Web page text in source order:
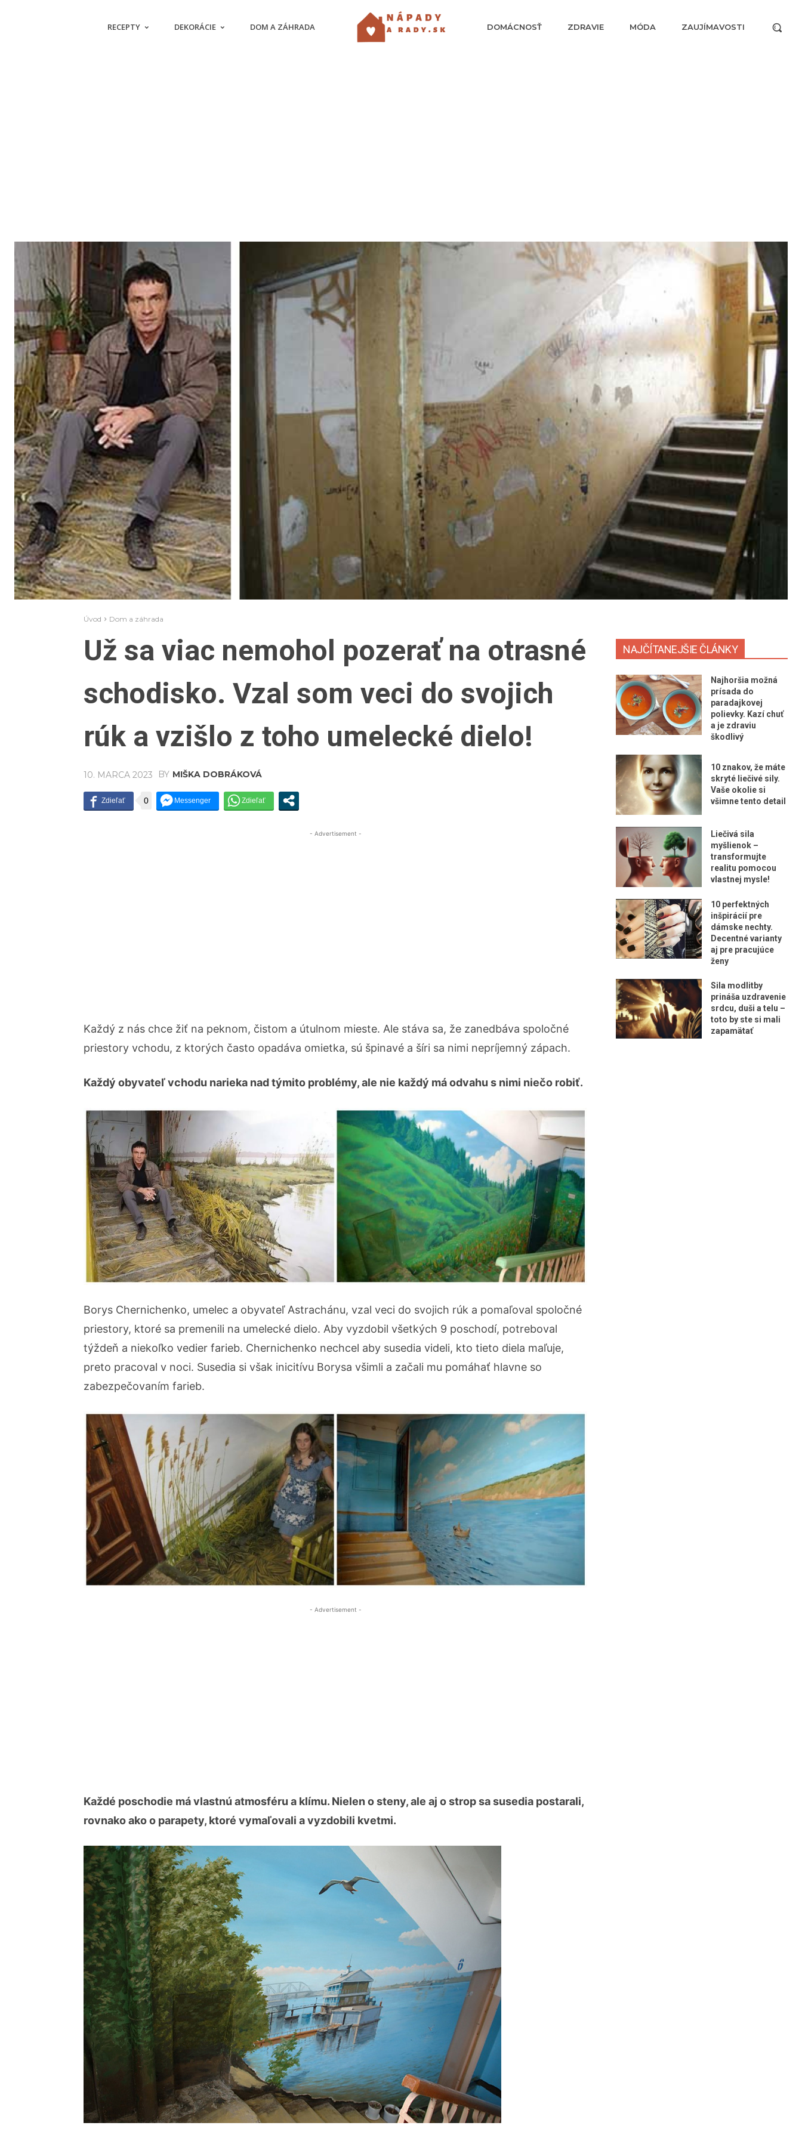
RECEPTY DEKORÁCIE DOM A ZÁHRADA DOMÁCNOSŤ ZDRAVIE MÓDA ZAUJÍMAVOSTI
Úvod Dom a záhrada
Už sa viac nemohol pozerať na otrasné
schodisko. Vzal som veci do svojich
rúk a vzišlo z toho umelecké dielo!
10. MARCA 2023 BY MIŠKA DOBRÁKOVÁ
0
- Advertisement -
Každý z nás chce žiť na peknom, čistom a útulnom mieste. Ale stáva sa, že zanedbáva spoločné
priestory vchodu, z ktorých často opadáva omietka, sú špinavé a šíri sa nimi nepríjemný zápach.
Každý obyvateľ vchodu narieka nad týmito problémy, ale nie každý má odvahu s nimi niečo robiť.
Borys Chernichenko, umelec a obyvateľ Astrachánu, vzal veci do svojich rúk a pomaľoval spoločné
priestory, ktoré sa premenili na umelecké dielo. Aby vyzdobil všetkých 9 poschodí, potreboval
týždeň a niekoľko vedier farieb. Chernichenko nechcel aby susedia videli, kto tieto diela maľuje,
preto pracoval v noci. Susedia si však inicitívu Borysa všimli a začali mu pomáhať hlavne so
zabezpečovaním farieb.
- Advertisement -
Každé poschodie má vlastnú atmosféru a klímu. Nielen o steny, ale aj o strop sa susedia postarali,
rovnako ako o parapety, ktoré vymaľovali a vyzdobili kvetmi.
NAJČÍTANEJŠIE ČLÁNKY
Najhoršia možná
prísada do
paradajkovej
polievky. Kazí chuť
a je zdraviu
škodlivý
10 znakov, že máte
skryté liečivé sily.
Vaše okolie si
všimne tento detail
Liečivá sila
myšlienok –
transformujte
realitu pomocou
vlastnej mysle!
10 perfektných
inšpirácií pre
dámske nechty.
Decentné varianty
aj pre pracujúce
ženy
Sila modlitby
prináša uzdravenie
srdcu, duši a telu –
toto by ste si mali
zapamätať